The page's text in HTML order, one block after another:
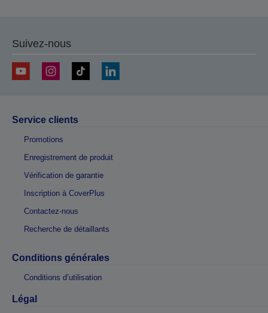
Suivez-nous
Service clients
Promotions
Enregistrement de produit
Vérification de garantie
Inscription à CoverPlus
Contactez-nous
Recherche de détaillants
Conditions générales
Conditions d’utilisation
Légal